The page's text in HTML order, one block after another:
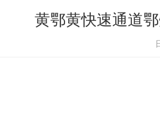
黄鄂黄快速通道